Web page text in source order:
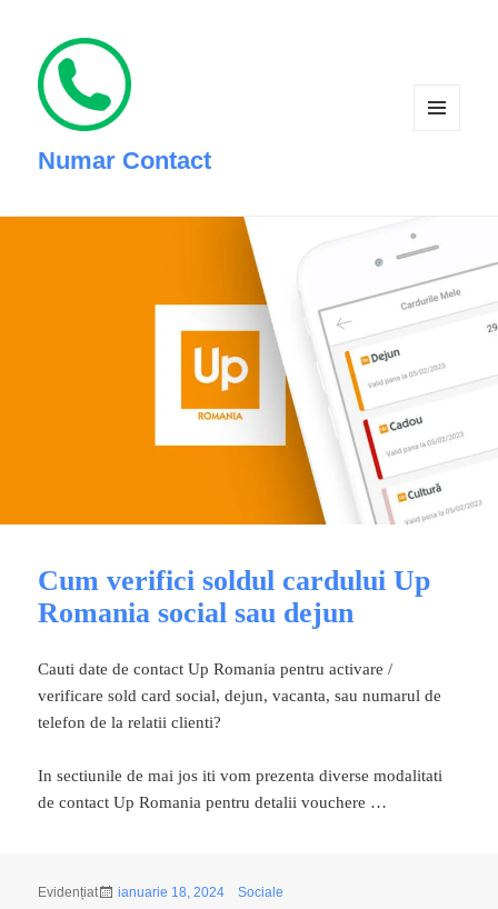
Numar Contact
Cum verifici soldul cardului Up
Romania social sau dejun
Cauti date de contact Up Romania pentru activare /
verificare sold card social, dejun, vacanta, sau numarul de
telefon de la relatii clienti?
In sectiunile de mai jos iti vom prezenta diverse modalitati
de contact Up Romania pentru detalii vouchere …
Evidențiat Publicat
ianuarie 18, 2024 Categorii
Sociale